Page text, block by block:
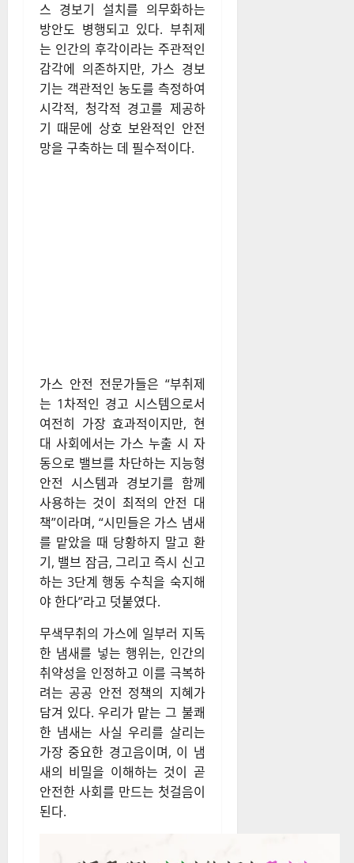
스 경보기 설치를 의무화하는
방안도 병행되고 있다. 부취제
는 인간의 후각이라는 주관적인
감각에 의존하지만, 가스 경보
기는 객관적인 농도를 측정하여
시각적, 청각적 경고를 제공하
기 때문에 상호 보완적인 안전
망을 구축하는 데 필수적이다.
가스 안전 전문가들은 “부취제
는 1차적인 경고 시스템으로서
여전히 가장 효과적이지만, 현
대 사회에서는 가스 누출 시 자
동으로 밸브를 차단하는 지능형
안전 시스템과 경보기를 함께
사용하는 것이 최적의 안전 대
책”이라며, “시민들은 가스 냄새
를 맡았을 때 당황하지 말고 환
기, 밸브 잠금, 그리고 즉시 신고
하는 3단계 행동 수칙을 숙지해
야 한다”라고 덧붙였다.
무색무취의 가스에 일부러 지독
한 냄새를 넣는 행위는, 인간의
취약성을 인정하고 이를 극복하
려는 공공 안전 정책의 지혜가
담겨 있다. 우리가 맡는 그 불쾌
한 냄새는 사실 우리를 살리는
가장 중요한 경고음이며, 이 냄
새의 비밀을 이해하는 것이 곧
안전한 사회를 만드는 첫걸음이
된다.